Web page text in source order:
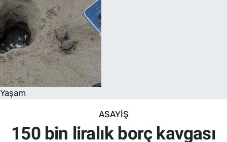
Yaşam
ASAYIŞ
150 bin liralık borç kavgası